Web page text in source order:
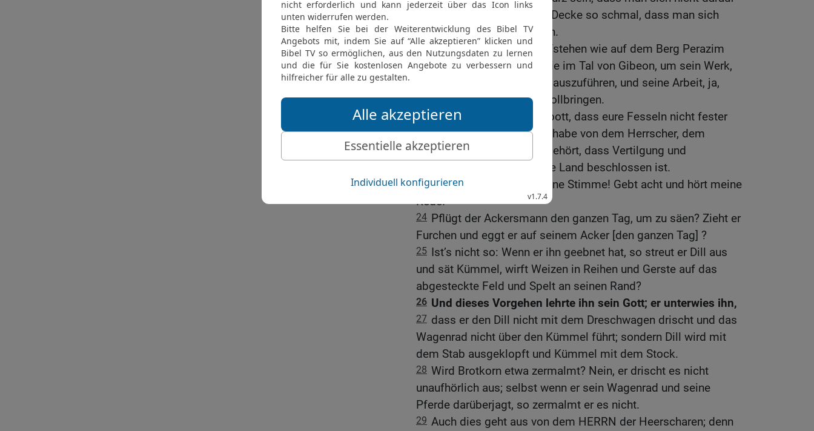
ausstrecken kann, und die Decke so schmal, dass man sich
nicht in sie einwickeln kann.
21 Denn der HERR wird aufstehen wie auf dem Berg Perazim
und wird beben vor Zorn wie im Tal von Gibeon, um sein Werk,
ja, sein fremdartiges Werk auszuführen, und seine Arbeit, ja,
seine unerhörte Arbeit zu vollbringen.
22 Und nun treibt keinen Spott, dass eure Fesseln nicht fester
gemacht werden; denn ich habe von dem Herrscher, dem
HERRN der Heerscharen, gehört, dass Vertilgung und
Strafgericht über das ganze Land beschlossen ist.
23 Horcht auf und hört meine Stimme! Gebt acht und hört meine
Rede!
24 Pflügt der Ackersmann den ganzen Tag, um zu säen? Zieht er
Furchen und eggt er auf seinem Acker [den ganzen Tag] ?
25 Ist’s nicht so: Wenn er ihn geebnet hat, so streut er Dill aus
und sät Kümmel, wirft Weizen in Reihen und Gerste auf das
abgesteckte Feld und Spelt an seinen Rand?
26 Und dieses Vorgehen lehrte ihn sein Gott; er unterwies ihn,
27 dass er den Dill nicht mit dem Dreschwagen drischt und das
Wagenrad nicht über den Kümmel führt; sondern Dill wird mit
dem Stab ausgeklopft und Kümmel mit dem Stock.
28 Wird Brotkorn etwa zermalmt? Nein, er drischt es nicht
unaufhörlich aus; selbst wenn er sein Wagenrad und seine
Pferde darüberjagt, so zermalmt er es nicht.
29 Auch dies geht aus von dem HERRN der Heerscharen; denn